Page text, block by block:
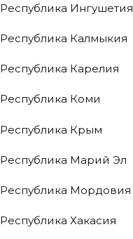
Республика Ингушетия
Республика Калмыкия
Республика Карелия
Республика Коми
Республика Крым
Республика Марий Эл
Республика Мордовия
Республика Хакасия